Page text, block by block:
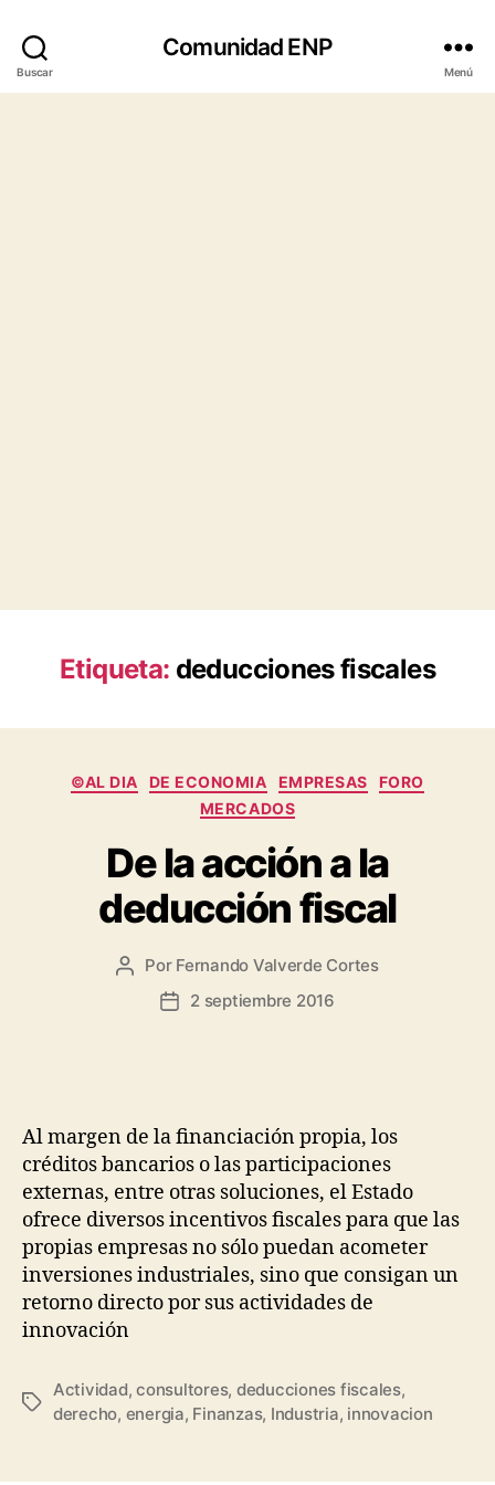
Buscar
Comunidad ENP
Menú
Etiqueta: deducciones fiscales
Categorías
©AL DIA DE ECONOMIA EMPRESAS
FORO
MERCADOS
De la acción a la
deducción fiscal
Autor
Por Fernando Valverde Cortes
Fecha2 septiembre 2016
Al margen de la financiación propia, los
créditos bancarios o las participaciones
externas, entre otras soluciones, el Estado
ofrece diversos incentivos fiscales para que las
propias empresas no sólo puedan acometer
inversiones industriales, sino que consigan un
retorno directo por sus actividades de
innovación
Etiquetas
Actividad,consultores, deducciones fiscales,
derecho, energia, Finanzas, Industria, innovacion